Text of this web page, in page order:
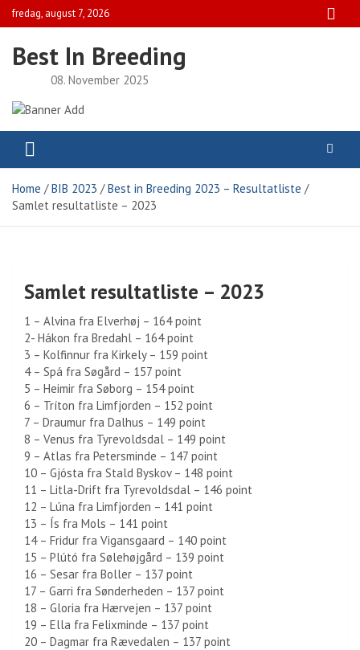
Skip
to
fredag, august 7, 2026
Best In Breeding
08. November 2025
Home BIB 2023
Best in Breeding 2023 – Resultatliste
Samlet resultatliste – 2023
Samlet resultatliste – 2023
1 – Alvina fra Elverhøj – 164 point
2- Hákon fra Bredahl – 164 point
3 – Kolfinnur fra Kirkely – 159 point
4 – Spá fra Søgård – 157 point
5 – Heimir fra Søborg – 154 point
6 – Tríton fra Limfjorden – 152 point
7 – Draumur fra Dalhus – 149 point
8 – Venus fra Tyrevoldsdal – 149 point
9 – Atlas fra Petersminde – 147 point
10 – Gjósta fra Stald Byskov – 148 point
11 – Litla-Drift fra Tyrevoldsdal – 146 point
12 – Lúna fra Limfjorden – 141 point
13 – Ís fra Mols – 141 point
14 – Fridur fra Vigansgaard – 140 point
15 – Plútó fra Sølehøjgård – 139 point
16 – Sesar fra Boller – 137 point
17 – Garri fra Sønderheden – 137 point
18 – Gloria fra Hærvejen – 137 point
19 – Ella fra Felixminde – 137 point
20 – Dagmar fra Rævedalen – 137 point